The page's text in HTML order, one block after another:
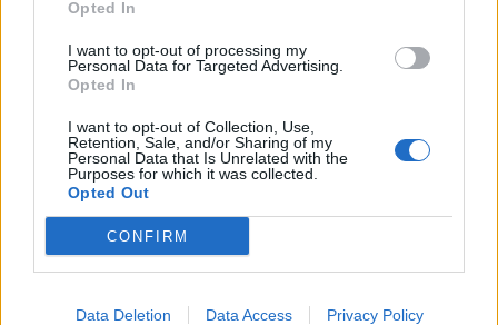
Opted In
I want to opt-out of processing my
Personal Data for Targeted Advertising.
Opted In
I want to opt-out of Collection, Use,
Retention, Sale, and/or Sharing of my
Personal Data that Is Unrelated with the
Purposes for which it was collected.
Opted Out
CONFIRM
Data Deletion Data Access Privacy Policy